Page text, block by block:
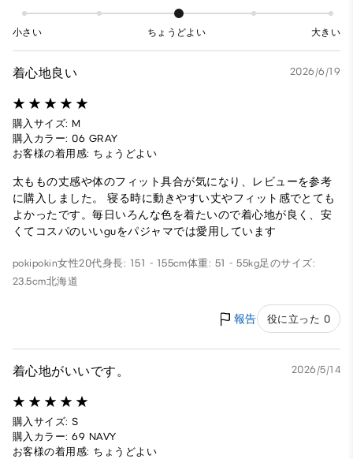
小さい ちょうどよい 大きい
着心地良い 2026/6/19
購入サイズ: M
購入カラー: 06 GRAY
お客様の着用感: ちょうどよい
太ももの丈感や体のフィット具合が気になり、レビューを参考
に購入しました。 寝る時に動きやすい丈やフィット感でとても
よかったです。毎日いろんな色を着たいので着心地が良く、安
くてコスパのいいguをパジャマでは愛用しています
pokipokin女性20代身長: 151 - 155cm体重: 51 - 55kg足のサイズ:
23.5cm北海道
報告 役に立った 0
着心地がいいです。 2026/5/14
購入サイズ: S
購入カラー: 69 NAVY
お客様の着用感: ちょうどよい